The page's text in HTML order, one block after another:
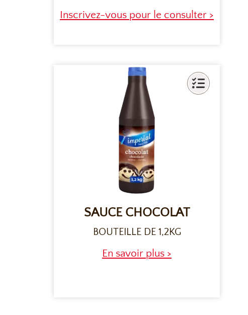
Inscrivez-vous pour le consulter >
SAUCE CHOCOLAT
BOUTEILLE DE 1,2KG
En savoir plus >